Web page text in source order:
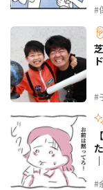
#
#
#